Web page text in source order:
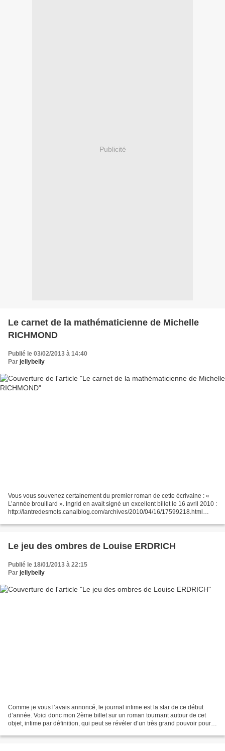
Publicité
Le carnet de la mathématicienne de Michelle
RICHMOND
Publié le 03/02/2013 à 14:40
Par jellybelly
Vous vous souvenez certainement du premier roman de cette écrivaine : «
L’année brouillard ». Ingrid en avait signé un excellent billet le 16 avril 2010 :
http://lantredesmots.canalblog.com/archives/2010/04/16/17599218.html
Le jeu des ombres de Louise ERDRICH
Publié le 18/01/2013 à 22:15
Par jellybelly
Comme je vous l’avais annoncé, le journal intime est la star de ce début
d’année. Voici donc mon 2ème billet sur un roman tournant autour de cet
objet, intime par définition, qui peut se révéler d’un très grand pouvoir pour